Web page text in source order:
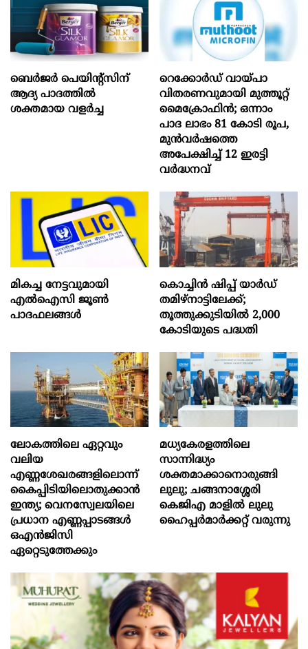
ബെർജർ പെയിന്റ്സിന്
ആദ്യ പാദത്തിൽ
ശക്തമായ വളർച്ച
റെക്കോർഡ് വായ്പാ
വിതരണവുമായി മുത്തൂറ്റ്
മൈക്രോഫിൻ; ഒന്നാം
പാദ ലാഭം 81 കോടി രൂപ,
മുൻവർഷത്തെ
അപേക്ഷിച്ച് 12 ഇരട്ടി
വർദ്ധനവ്
മികച്ച നേട്ടവുമായി
എൽഐസി ജൂൺ
പാദഫലങ്ങൾ
കൊച്ചിന്‍ ഷിപ്പ് യാർഡ്
തമിഴ്നാട്ടിലേക്ക്;
തൂത്തുക്കുടിയിൽ 2,000
കോടിയുടെ പദ്ധതി
ലോകത്തിലെ ഏറ്റവും
വലിയ
എണ്ണശേഖരങ്ങളിലൊന്ന്
കൈപ്പിടിയിലൊതുക്കാന്‍
ഇന്ത്യ; വെനസ്വേലയിലെ
പ്രധാന എണ്ണപ്പാടങ്ങള്‍
ഒഎന്‍ജിസി
ഏറ്റെടുത്തേക്കും
മധ്യകേരളത്തിലെ
സാന്നിദ്ധ്യം
ശക്തമാക്കാനൊരുങ്ങി
ലുലു; ചങ്ങനാശ്ശേരി
കെജിഎ മാളിൽ ലുലു
ഹൈപ്പർമാർക്കറ്റ് വരുന്നു